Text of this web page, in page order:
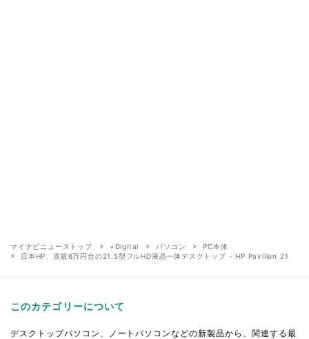
マイナビニューストップ +Digital パソコン
PC本体
日本HP、直販6万円台の21.5型フルHD液晶一体デスクトップ - HP Pavilion 21
このカテゴリーについて
デスクトップパソコン、ノートパソコンなどの新製品から、関連する最